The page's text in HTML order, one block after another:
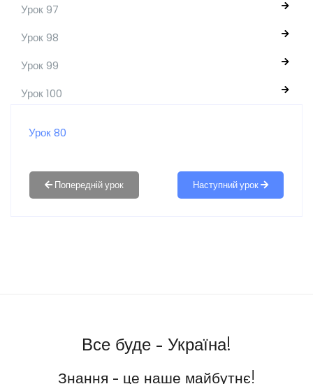
Урок 97
Урок 98
Урок 99
Урок 100
Урок 80
Наступний урок
Все буде - Україна!
Знання - це наше майбутнє!